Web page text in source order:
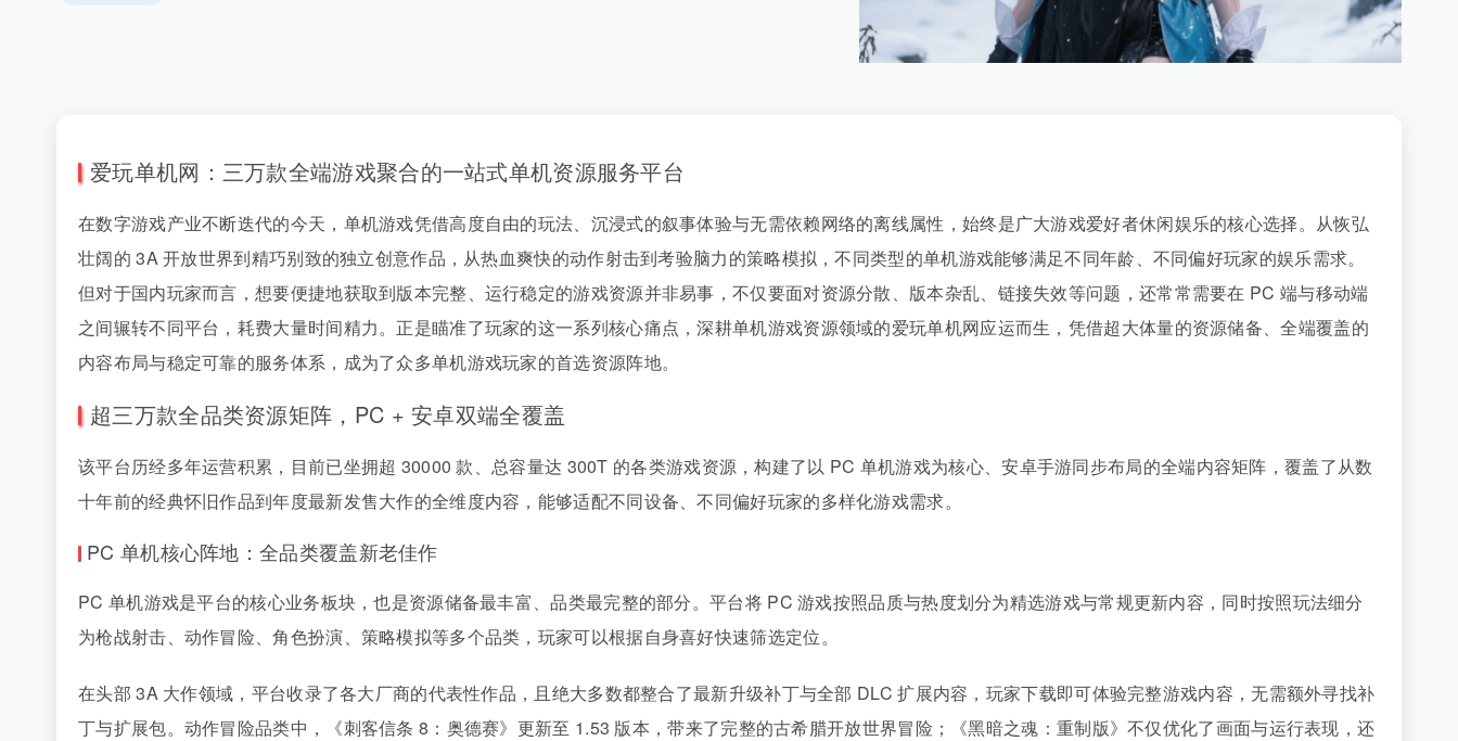
爱玩单机网：三万款全端游戏聚合的一站式单机资源服务平台
在数字游戏产业不断迭代的今天，单机游戏凭借高度自由的玩法、沉浸式的叙事体验与无需依赖网络的离线属性，始终是广大游戏爱好者休闲娱乐的核心选择。从恢弘
壮阔的 3A 开放世界到精巧别致的独立创意作品，从热血爽快的动作射击到考验脑力的策略模拟，不同类型的单机游戏能够满足不同年龄、不同偏好玩家的娱乐需求。
但对于国内玩家而言，想要便捷地获取到版本完整、运行稳定的游戏资源并非易事，不仅要面对资源分散、版本杂乱、链接失效等问题，还常常需要在 PC 端与移动端
之间辗转不同平台，耗费大量时间精力。正是瞄准了玩家的这一系列核心痛点，深耕单机游戏资源领域的爱玩单机网应运而生，凭借超大体量的资源储备、全端覆盖的
内容布局与稳定可靠的服务体系，成为了众多单机游戏玩家的首选资源阵地。
超三万款全品类资源矩阵，PC + 安卓双端全覆盖
该平台历经多年运营积累，目前已坐拥超 30000 款、总容量达 300T 的各类游戏资源，构建了以 PC 单机游戏为核心、安卓手游同步布局的全端内容矩阵，覆盖了从数
十年前的经典怀旧作品到年度最新发售大作的全维度内容，能够适配不同设备、不同偏好玩家的多样化游戏需求。
PC 单机核心阵地：全品类覆盖新老佳作
PC 单机游戏是平台的核心业务板块，也是资源储备最丰富、品类最完整的部分。平台将 PC 游戏按照品质与热度划分为精选游戏与常规更新内容，同时按照玩法细分
为枪战射击、动作冒险、角色扮演、策略模拟等多个品类，玩家可以根据自身喜好快速筛选定位。
在头部 3A 大作领域，平台收录了各大厂商的代表性作品，且绝大多数都整合了最新升级补丁与全部 DLC 扩展内容，玩家下载即可体验完整游戏内容，无需额外寻找补
丁与扩展包。动作冒险品类中，《刺客信条 8：奥德赛》更新至 1.53 版本，带来了完整的古希腊开放世界冒险；《黑暗之魂：重制版》不仅优化了画面与运行表现，还